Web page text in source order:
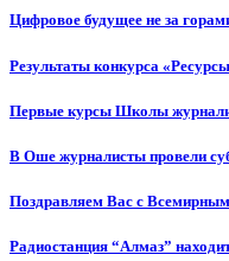
Цифровое будущее не за
Результаты конкурса
Первые курсы Школы
В Оше журналисты провели
Поздравляем Вас с
Радиостанция “Алмаз”